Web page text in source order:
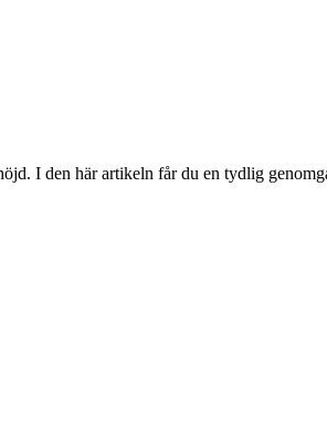
I den här artikeln får du en tydlig